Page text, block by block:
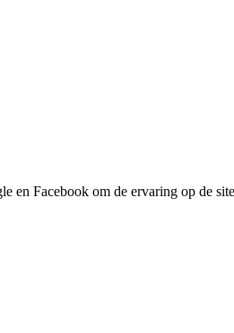
en Facebook om de ervaring op de